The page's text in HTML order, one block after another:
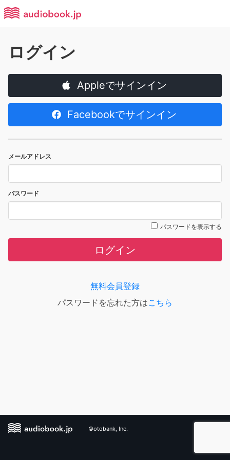
ログイン
Appleでサインイン
Facebookでサインイン
メールアドレス
パスワード
パスワードを表示する
ログイン
無料会員登録
パスワードを忘れた方はこちら
©otobank, Inc.